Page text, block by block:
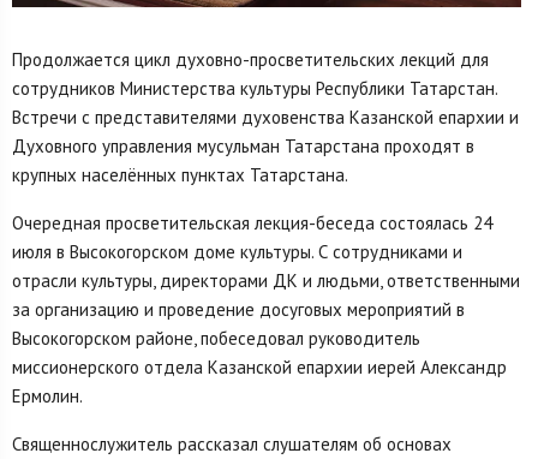
Продолжается цикл духовно-просветительских лекций для
сотрудников Министерства культуры Республики Татарстан.
Встречи с представителями духовенства Казанской епархии и
Духовного управления мусульман Татарстана проходят в
крупных населённых пунктах Татарстана.
Очередная просветительская лекция-беседа состоялась 24
июля в Высокогорском доме культуры. С сотрудниками и
отрасли культуры, директорами ДК и людьми, ответственными
за организацию и проведение досуговых мероприятий в
Высокогорском районе, побеседовал руководитель
миссионерского отдела Казанской епархии иерей Александр
Ермолин.
Священнослужитель рассказал слушателям об основах